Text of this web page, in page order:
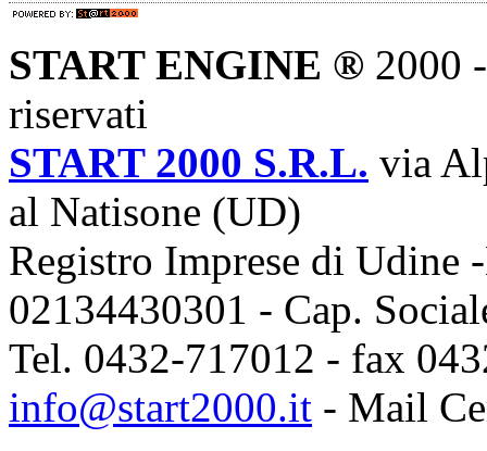
START ENGINE ® 2000
riservati
START 2000 S.R.L. via
al Natisone (UD)
Registro Imprese di Udine
02134430301 - Cap.
Tel. 0432-717012 - fax
info@start2000.it - Mail